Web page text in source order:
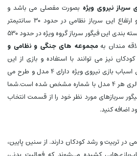
سرباز نیروی ویژه بصورت مفصلی می باشد و
قابلیت چرخش دارد. اندازه و ارتفاع این سرباز نظامی در حدود 30 سانتیمتر
است.مقدار وزن محصول با بسته بندی این فیگور سرباز گروه ویژه در حدود 530
مندان بهمجموعه های جنگی و نظامی و
نیز می توانند با استفاده و بازی از این
مجموعه لذت ببرند.سربازهای اسباب بازی نیروی ویژه دارای 4 مدل و طرح می
باشد که در قسمت عکس گالری هر 4 مدل با شماره مشخص شده است.شما
سربازهای مورد نظر خود را از قسمت انتخاب
اضافه کنید.
در تربیت و رشد کودکان دارند. از سنین پایین،